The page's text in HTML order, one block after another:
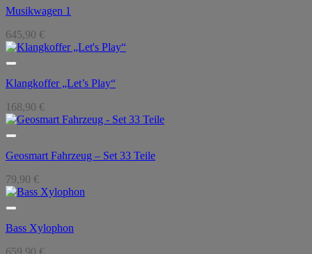
Musikwagen 1
645,90 €
Klangkoffer „Let’s Play“
168,90 €
Geosmart Fahrzeug – Set 33 Teile
79,90 €
Bass Xylophon
659,90 €